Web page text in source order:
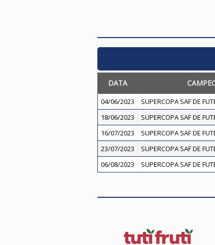
DATA
04/06/2023 SUPERCOPA SAF DE
18/06/2023
SUPERCOPA SAF DE
16/07/2023
SUPERCOPA SAF DE
23/07/2023
SUPERCOPA SAF DE
06/08/2023
SUPERCOPA SAF DE